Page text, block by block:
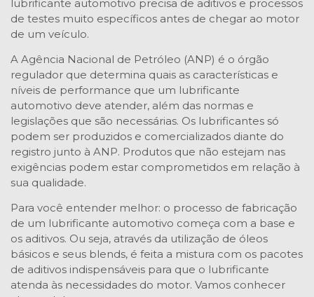
lubrificante automotivo precisa de aditivos e processos
de testes muito específicos antes de chegar ao motor
de um veículo.
A Agência Nacional de Petróleo (ANP) é o órgão
regulador que determina quais as características e
níveis de performance que um lubrificante
automotivo deve atender, além das normas e
legislações que são necessárias. Os lubrificantes só
podem ser produzidos e comercializados diante do
registro junto à ANP. Produtos que não estejam nas
exigências podem estar comprometidos em relação à
sua qualidade.
Para você entender melhor: o processo de fabricação
de um lubrificante automotivo começa com a base e
os aditivos. Ou seja, através da utilização de óleos
básicos e seus blends, é feita a mistura com os pacotes
de aditivos indispensáveis para que o lubrificante
atenda às necessidades do motor. Vamos conhecer